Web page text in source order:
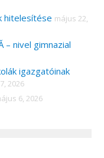
hitelesítése május 22,
– nivel gimnazial
igazgatóinak
2026
6, 2026